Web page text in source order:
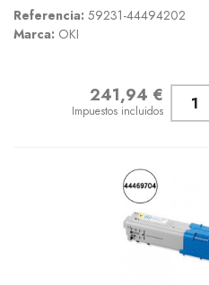
Referencia: 59231-44494202
Marca: OKI
Precio
241,94 €
Impuestos incluidos